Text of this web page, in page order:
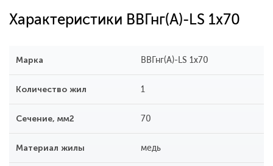
Характеристики ВВГнг(А)-LS 1х70
Марка ВВГнг(А)-LS 1х70
Количество жил 1
Сечение, мм2 70
Материал жилы медь